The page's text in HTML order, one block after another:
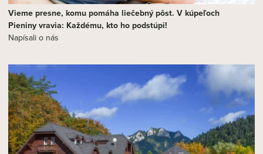
Vieme presne, komu pomáha liečebný pôst. V kúpeľoch
Pieniny vravia: Každému, kto ho podstúpi!
Napísali o nás